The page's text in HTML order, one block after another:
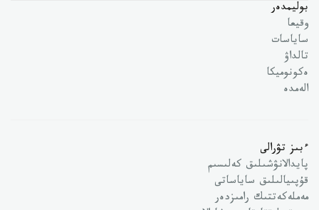
بوليمدەر
وقيعا
ساياسات
تالداۋ
ەكونوميكا
الەمدە
ءبىز تۋرالى
پايدالانۋشىلىق كەلىسىم
قۇپىيالىلىق ساياساتى
مەملەكەتتىك رامىزدەر